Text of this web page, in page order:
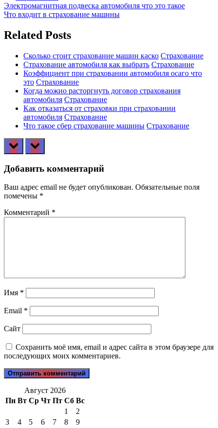
Навигация
по
записям
Previous
Post:
Электромагнитная подвеска автомобиля что это такое
Next
Что входит в страхование машины
Related Posts
Сколько стоит страхование машин каско Страхование
Страхование автомобиля как выбрать Страхование
Коэффициент при страховании автомобиля осаго что
это Страхование
Когда можно расторгнуть договор страхования
автомобиля Страхование
Как отказаться от страховки при страховании
автомобиля Страхование
Что такое сбер страхование машины Страхование
prev next
Добавить комментарий
Ваш адрес email не будет опубликован. Обязательные поля
помечены *
Комментарий *
Имя *
Email *
Сайт
Сохранить моё имя, email и адрес сайта в этом браузере для
последующих моих комментариев.
Август 2026
Пн Вт Ср Чт Пт Сб Вс
1
2
3
4 5 6 7 8
9